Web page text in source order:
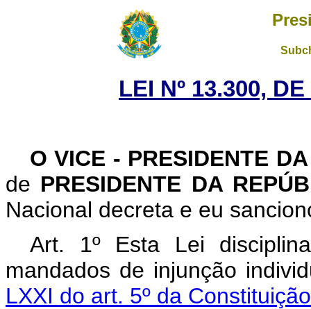
LEI Nº 13.300,
O VICE - PRESIDENTE
de PRESIDENTE DA
Nacional decreta e eu
Art. 1º Esta Lei
mandados de injunção
LXXI do art. 5º da